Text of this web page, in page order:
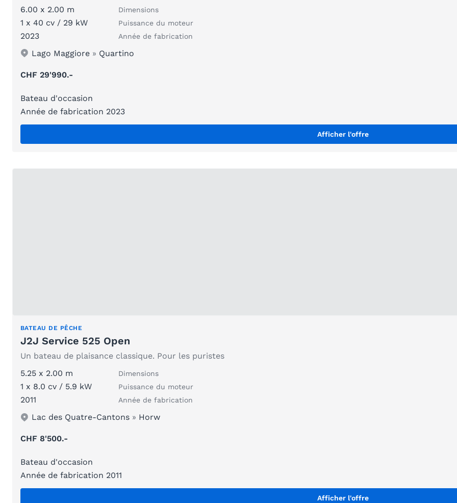
6.00 x 2.00 m Dimensions
1 x 40 cv / 29 kW Puissance du moteur
2023 Année de fabrication
Lago Maggiore » Quartino
CHF 29'990.-
Bateau d'occasion
Année de fabrication 2023
Afficher l'offre
BATEAU DE PÊCHE
J2J Service 525 Open
Un bateau de plaisance classique. Pour les puristes
5.25 x 2.00 m
Dimensions
1 x 8.0 cv / 5.9 kW Puissance du moteur
2011 Année de fabrication
Lac des Quatre-Cantons » Horw
CHF 8'500.-
Bateau d'occasion
Année de fabrication 2011
Afficher l'offre